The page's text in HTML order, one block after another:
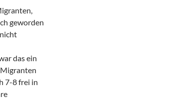
geworden
das ein
7-8 frei in